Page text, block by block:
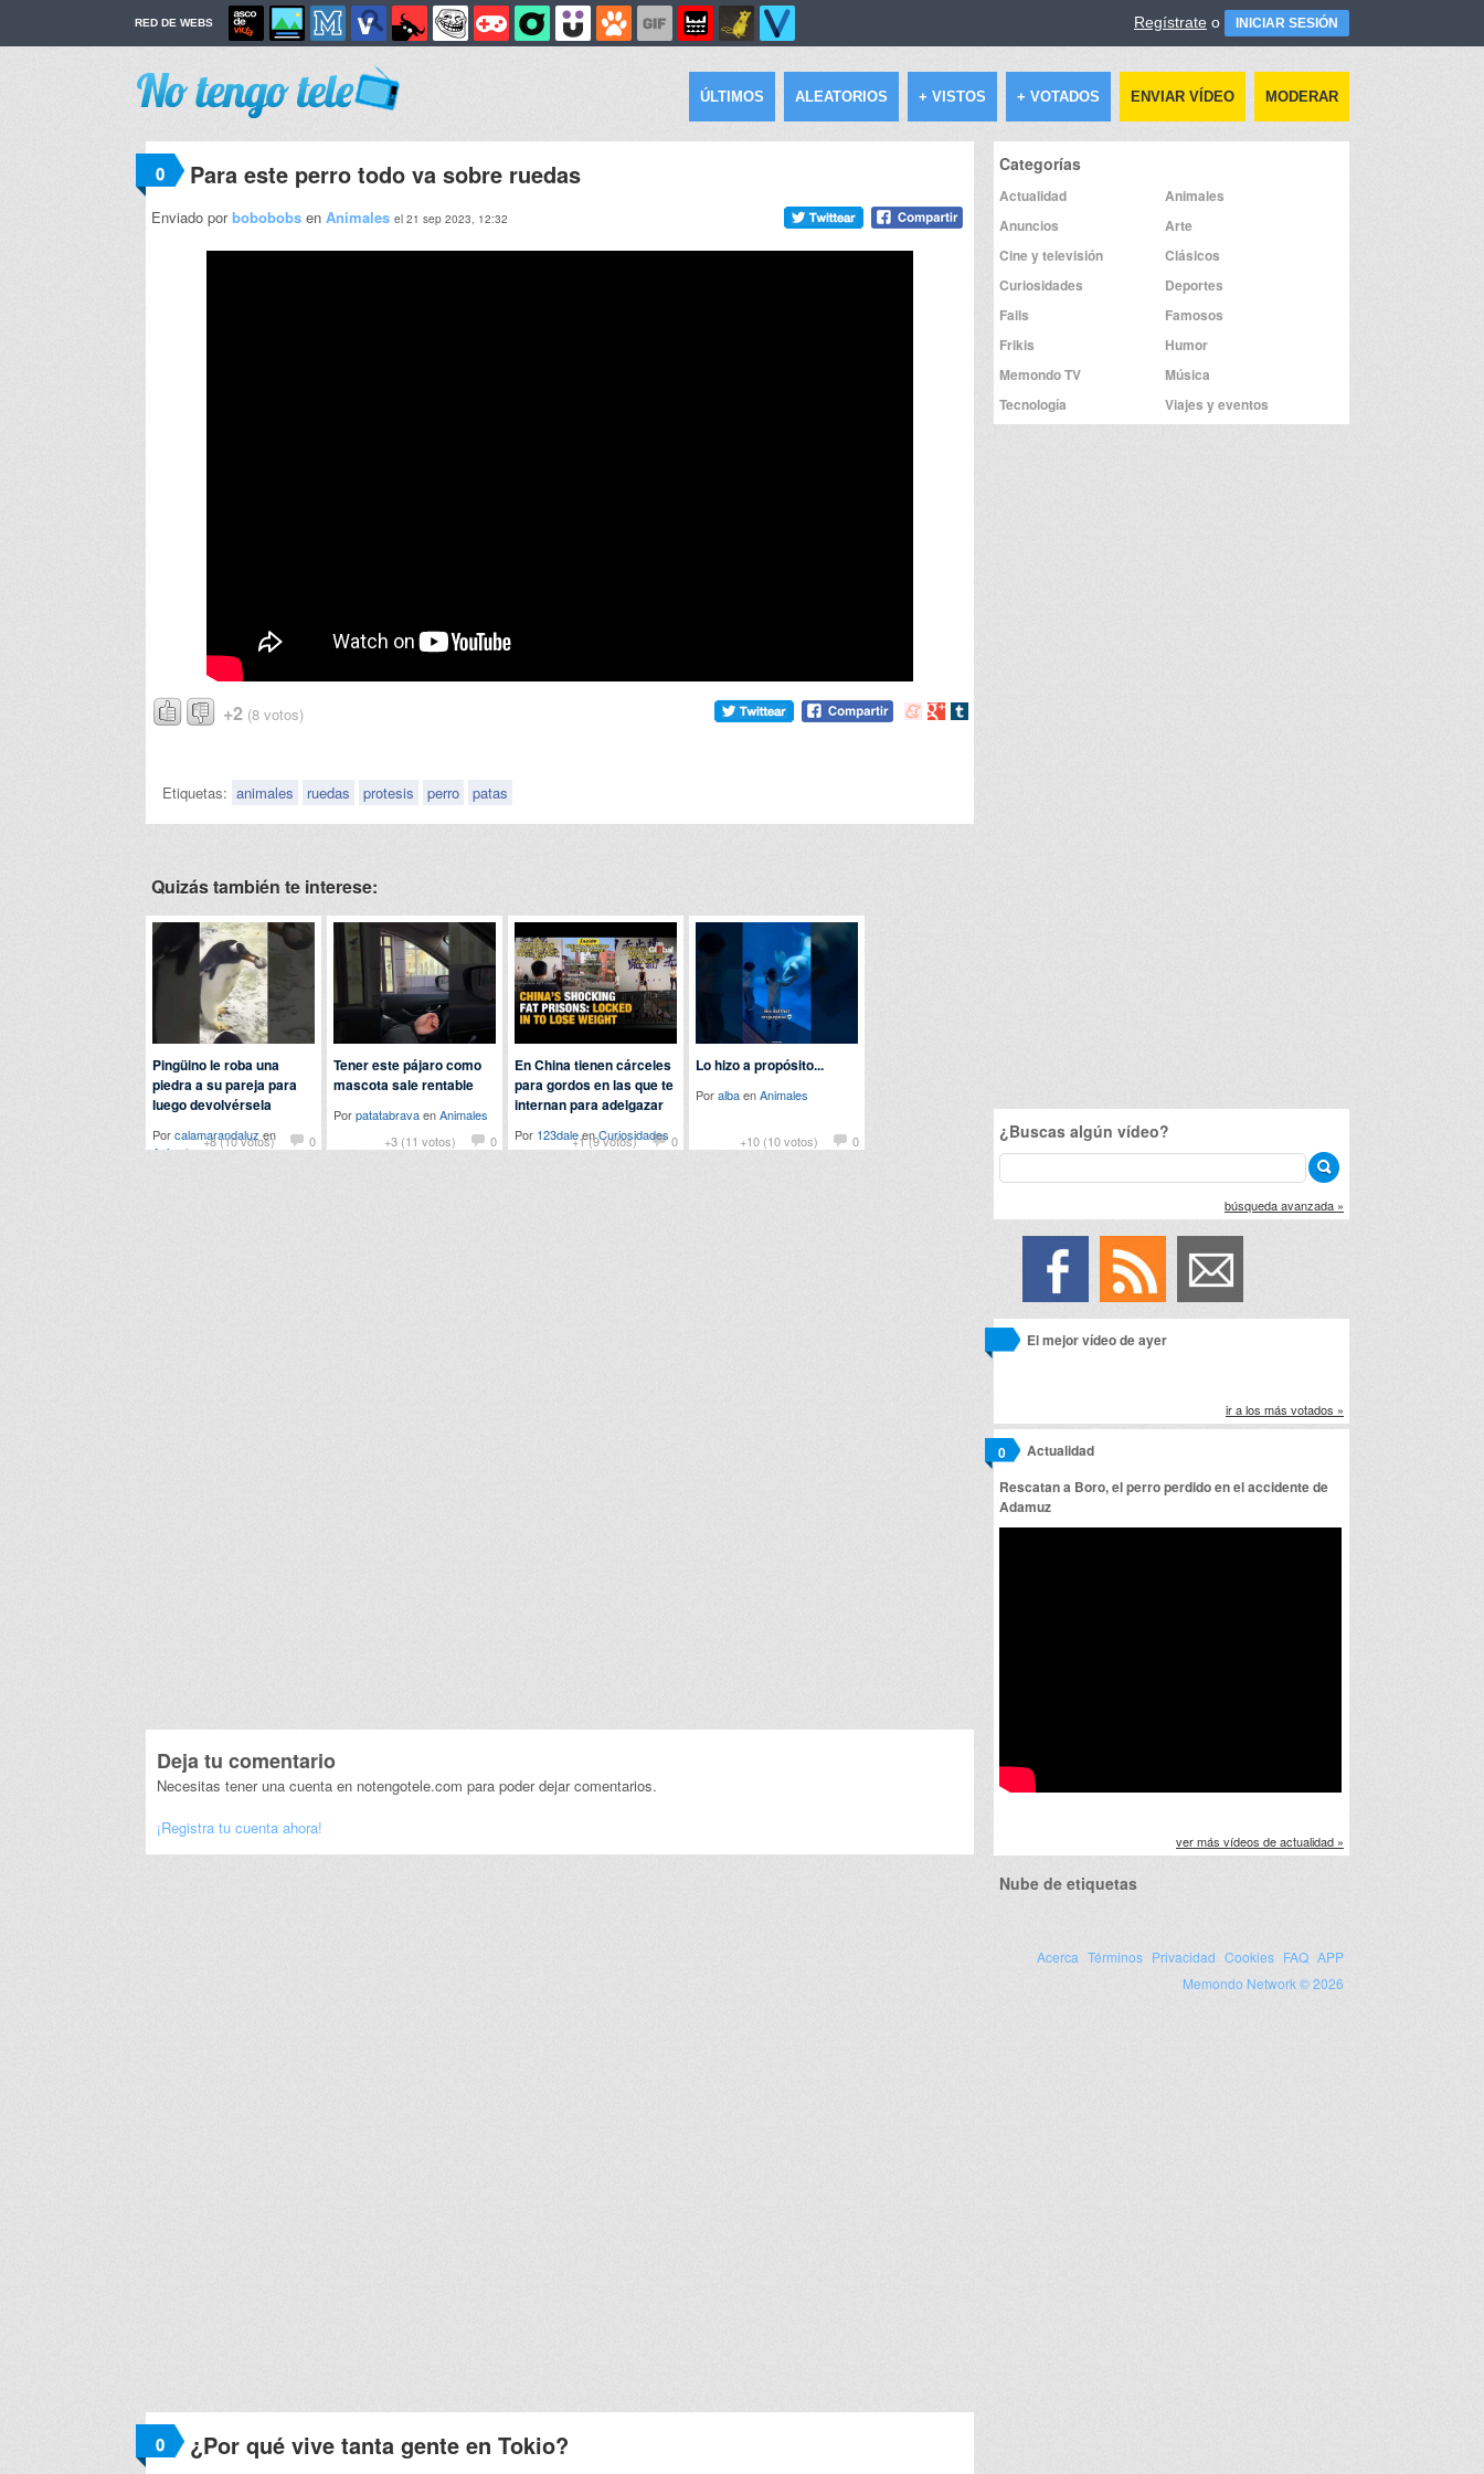
RED DE WEBS Regístrate o INICIAR SESIÓN
ÚLTIMOS ALEATORIOS + VISTOS + VOTADOS ENVIAR VÍDEO MODERAR
0 Para este perro todo va sobre ruedas
Enviado porbobobobs en Animales el 21 sep 2023, 12:32
+2 (8 votos)
Compartir
Compartir
Compartir
Etiquetas: animales ruedas protesis perro patas
Quizás también te interese:
+8 (10 votos) 0
Pingüino le roba una
piedra a su pareja para
luego devolvérsela
Porcalamarandaluz en
Animales
+3 (11 votos) 0
Tener este pájaro como
mascota sale rentable
PorpatatabravaenAnimales
+1 (9 votos)
0
En China tienen cárceles
para gordos en las que te
internan para adelgazar
Por 123daleenCuriosidades +10 (10 votos) 0
Lo hizo a propósito...
PoralbaenAnimales
Deja tu comentario
Necesitas tener una cuenta en notengotele.com para poder dejar comentarios.
¡Registra tu cuenta ahora!
0 ¿Por qué vive tanta gente en Tokio?
Categorías
Actualidad
Animales
Anuncios
Arte
Cine y televisión
Clásicos
Curiosidades
Deportes
Fails
Famosos
Frikis
Humor
Memondo TV
Música
Tecnología
Viajes y eventos
¿Buscas algún vídeo?
búsqueda avanzada »
El mejor vídeo de ayer
ir a los más votados »
Actualidad
0
Rescatan a Boro, el perro perdido en el accidente de
Adamuz
ver más vídeos de actualidad »
Nube de etiquetas
Acerca Términos Privacidad Cookies FAQ APP
Memondo Network © 2026